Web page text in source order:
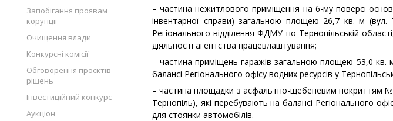
Запобігання проявам
корупції
Очищення влади
Конкурсні комісії
Обговорення проєктів
рішень
Інвестиційний конкурс
Аукціон
– частина нежитлового приміщення на 6-му поверсі
інвентарної справи) загальною площею 26,7 кв. м
Регіонального відділення ФДМУ по Тернопільській
діяльності агентства працевлаштування;
– частина приміщень гаражів загальною площею 53,0 кв.
балансі Регіонального офісу водних ресурсів у
– частина площадки з асфальтно-щебеневим покриттям
Тернопіль), які перебувають на балансі Регіонального
для стоянки автомобілів.